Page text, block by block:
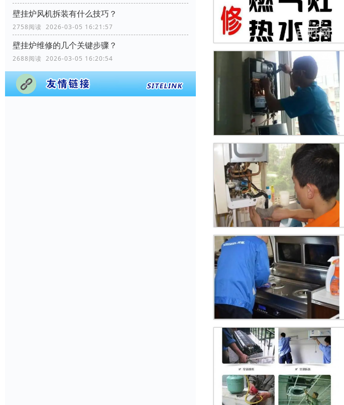
壁挂炉风机拆装有什么技巧？
2758阅读 2026-03-05 16:21:57
壁挂炉维修的几个关键步骤？
2688阅读 2026-03-05 16:20:54